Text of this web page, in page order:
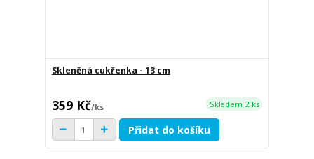
Skleněná cukřenka - 13 cm
359 Kč/ks Skladem 2 ks
Přidat do košíku